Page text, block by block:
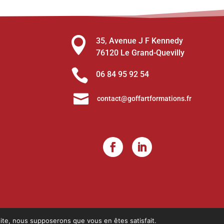

35, Avenue J F Kennedy
76120 Le Grand-Quevilly
 06 84 95 92 54
 contact@goffartformations.fr
nous supposerons que vous en êtes satisfait.